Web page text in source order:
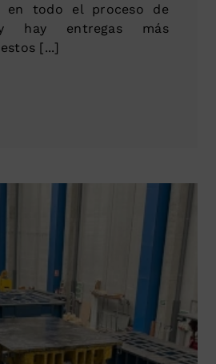
en todo el proceso de
hay entregas más
[...]